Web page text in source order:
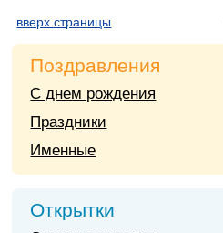
вверх страницы
Поздравления
С днем рождения
Праздники
Именные
Открытки